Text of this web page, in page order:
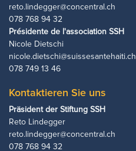
reto.lindegger@concentral.ch
078 768 94 32
Présidente de l'association SSH
Nicole Dietschi
nicole.dietschi@suissesantehaiti.ch
078 749 13 46
Kontaktieren Sie uns
Präsident der Stiftung SSH
Reto Lindegger
reto.lindegger@concentral.ch
078 768 94 32